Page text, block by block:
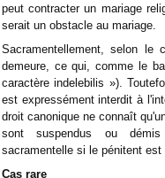
peut contracter un mariage
serait un obstacle au mariage.
Sacramentellement, selon le
demeure, ce qui, comme le
caractère indelebilis »).
est expressément interdit à
droit canonique ne connaît
sont suspendus ou
sacramentelle si le pénitent est
Cas rare